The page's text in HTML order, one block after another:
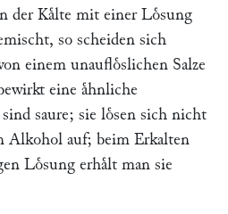
der Kaͤlte mit einer Loͤsung
so scheiden sich
einem unaufloͤslichen Salze
eine aͤhnliche
sind saure; sie loͤsen sich nicht
Alkohol auf; beim Erkalten
Loͤsung erhaͤlt man sie